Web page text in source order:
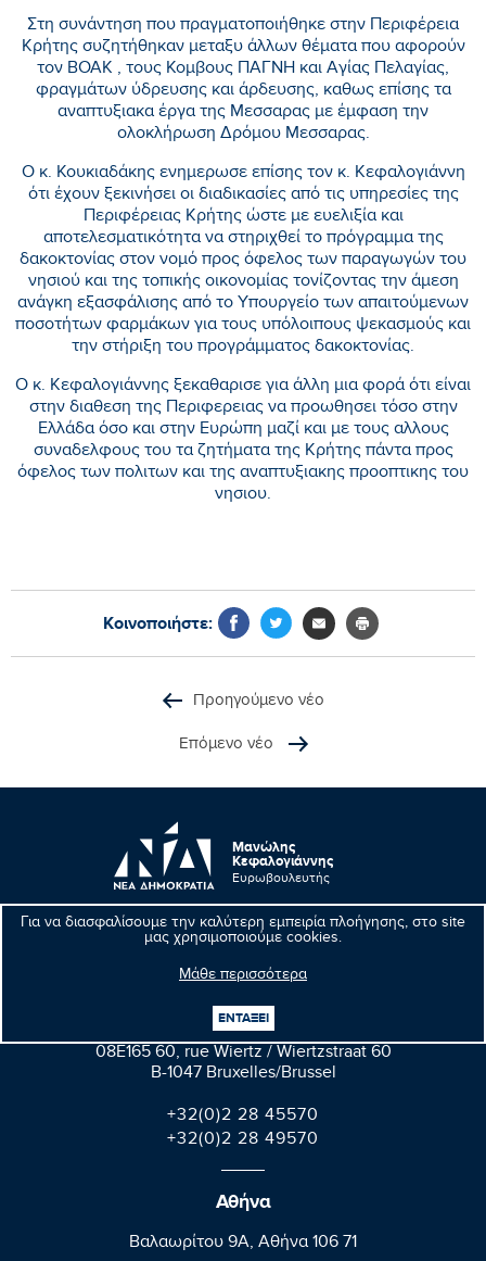
Για να διασφαλίσουμε την καλύτερη εμπειρία πλοήγησης, στο site
μας χρησιμοποιούμε cookies.
Μάθε περισσότερα
ΕΝΤΑΞΕΙ
Στη συνάντηση που πραγματοποιήθηκε στην Περιφέρεια
Κρήτης συζητήθηκαν μεταξυ άλλων θέματα που αφορούν
τον ΒΟΑΚ , τους Κομβους ΠΑΓΝΗ και Αγίας Πελαγίας,
φραγμάτων ύδρευσης και άρδευσης, καθως επίσης τα
αναπτυξιακα έργα της Μεσσαρας με έμφαση την
ολοκλήρωση Δρόμου Μεσσαρας.
Ο κ. Κουκιαδάκης ενημερωσε επίσης τον κ. Κεφαλογιάννη
ότι έχουν ξεκινήσει οι διαδικασίες από τις υπηρεσίες της
Περιφέρειας Κρήτης ώστε με ευελιξία και
αποτελεσματικότητα να στηριχθεί το πρόγραμμα της
δακοκτονίας στον νομό προς όφελος των παραγωγών του
νησιού και της τοπικής οικονομίας τονίζοντας την άμεση
ανάγκη εξασφάλισης από το Υπουργείο των απαιτούμενων
ποσοτήτων φαρμάκων για τους υπόλοιπους ψεκασμούς και
την στήριξη του προγράμματος δακοκτονίας.
Ο κ. Κεφαλογιάννης ξεκαθαρισε για άλλη μια φορά ότι είναι
στην διαθεση της Περιφερειας να προωθησει τόσο στην
Ελλάδα όσο και στην Ευρώπη μαζί και με τους αλλους
συναδελφους του τα ζητήματα της Κρήτης πάντα προς
όφελος των πολιτων και της αναπτυξιακης προοπτικης του
νησιου.
Κοινοποιήστε:
Προηγούμενο νέο
Επόμενο νέο
Μανώλης
Κεφαλογιάννης
Ευρωβουλευτής
Parlement européen Bât. Altiero Spinelli
08E165 60, rue Wiertz / Wiertzstraat 60
B-1047 Bruxelles/Brussel
+32(0)2 28 45570
+32(0)2 28 49570
Αθήνα
Βαλαωρίτου 9A, Aθήνα 106 71